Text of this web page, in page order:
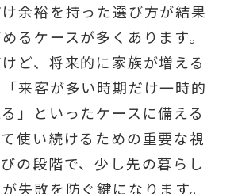
余裕を持った選び方が結果
るケースが多くあります。
けど、将来的に家族が増える
来客が多い時期だけ一時的
」といったケースに備える
使い続けるための重要な視
の段階で、少し先の暮らし
失敗を防ぐ鍵になります。